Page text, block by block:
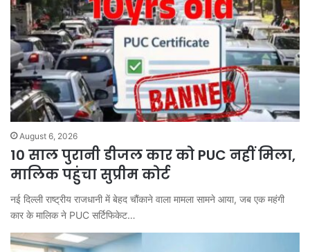
August 6, 2026
10 साल पुरानी डीजल कार को PUC नहीं मिला,
मालिक पहुंचा सुप्रीम कोर्ट
नई दिल्ली राष्ट्रीय राजधानी में बेहद चौंकाने वाला मामला सामने आया, जब एक महंगी
कार के मालिक ने PUC सर्टिफिकेट…